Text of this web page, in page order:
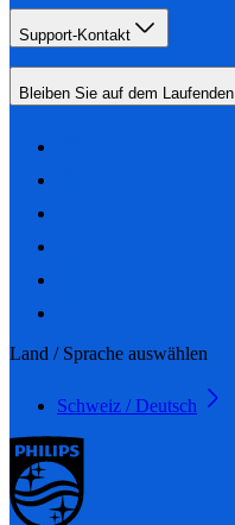
Support-Kontakt
Bleiben Sie auf dem Laufenden
Land / Sprache auswählen
Schweiz / Deutsch